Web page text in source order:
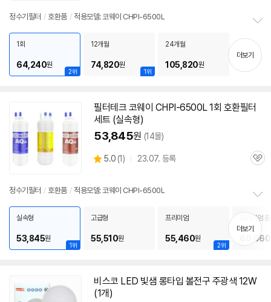
리
정수기필터 / 호환품 / 적용모델: 코웨이 CHPI-6500L
펼
치
2위
1회
64,240원
1위
12개월
74,820원
24개월
105,820원
더보기
필터테크 코웨이 CHPI-6500L1회 호환필터
세트 (실속형)
53,845원 (14몰)
별
5.0 (상
리
1) 23.07. 등록
관
정수기필터 / 호환품 / 적용모델: 코웨이 CHPI-6500L
보
펼
치
1위
실속형
53,845원
고급형
55,510원
2위
프리미엄
55,460원
프리미엄
60,060
더보기
비스코 LED 빛샘 롱타입 볼전구 주광색 12W
(1개)